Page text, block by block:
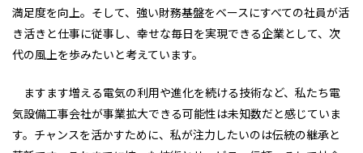
満足度を向上。そして、強い財務基盤をベースにすべての社員が活
き活きと仕事に従事し、幸せな毎日を実現できる企業として、次
代の風上を歩みたいと考えています。
ますます増える電気の利用や進化を続ける技術など、私たち電
気設備工事会社が事業拡大できる可能性は未知数だと感じていま
す。チャンスを活かすために、私が注力したいのは伝統の継承と